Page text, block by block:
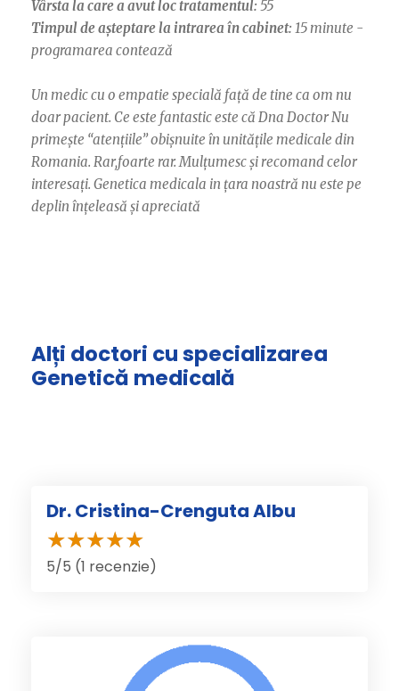
Vârsta la care a avut loc tratamentul: 55
Timpul de așteptare la intrarea în cabinet: 15 minute -
programarea contează
Un medic cu o empatie specială față de tine ca om nu
doar pacient. Ce este fantastic este că Dna Doctor Nu
primește “atențiile” obișnuite în unitățile medicale din
Romania. Rar,foarte rar. Mulțumesc și recomand celor
interesați. Genetica medicala in țara noastră nu este pe
deplin înțeleasă și apreciată
Alți doctori cu specializarea
Genetică medicală
Dr. Cristina-Crenguta Albu
5/5 (1 recenzie)